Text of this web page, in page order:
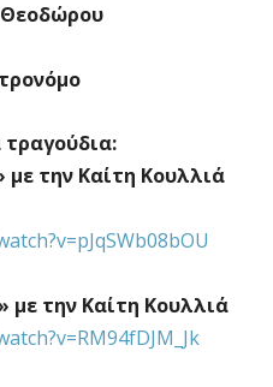
την Καίτη Κουλλιά
με την Καίτη Κουλλιά